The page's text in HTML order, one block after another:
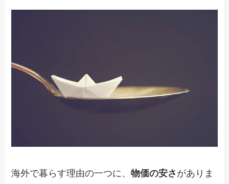
海外で暮らす理由の一つに、物価の安さ がありま